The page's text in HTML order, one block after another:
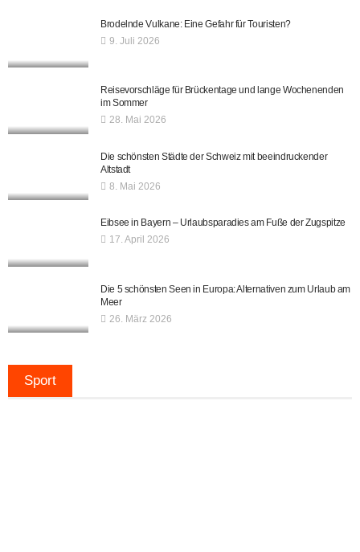
Brodelnde Vulkane: Eine Gefahr für Touristen?
9. Juli 2026
Reisevorschläge für Brückentage und lange Wochenenden
im Sommer
28. Mai 2026
Die schönsten Städte der Schweiz mit beeindruckender
Altstadt
8. Mai 2026
Eibsee in Bayern – Urlaubsparadies am Fuße der Zugspitze
17. April 2026
Die 5 schönsten Seen in Europa: Alternativen zum Urlaub am
Meer
26. März 2026
Sport